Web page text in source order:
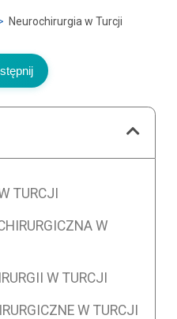
Neurochirurgia w Turcji
TURCJI
W
W TURCJI
W TURCJI